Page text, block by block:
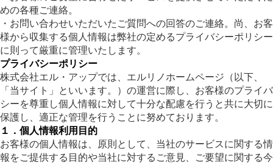
めの各種ご連絡。
・お問い合わせいただいたご質問への回答のご連絡。尚、お客
様から収集する個人情報は弊社の定めるプライバシーポリシー
に則って厳重に管理いたします。
プライバシーポリシー
株式会社エル・アップでは、エルリノホームページ（以下、
「当サイト」といいます。）の運営に際し、お客様のプライバ
シーを尊重し個人情報に対して十分な配慮を行うと共に大切に
保護し、適正な管理を行うことに努めております。
１．個人情報利用目的
お客様の個人情報は、原則として、当社のサービスに関する情
報をご提供する目的や当社に対するご意見、ご要望に関する今